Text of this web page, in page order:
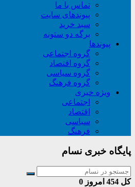
تماس با ما
پیوندهای سایت
سبد خريد
برگه دو ستونه
پیوندها
گروه اجتماعی
گروه اقتصاد
گروه سیاسی
گروه فرهنگ
ویژه خبری
اجتماعی
اقتصاد
سیاسی
فرهنگ
پایگاه خبری نسام
کل امروز 0